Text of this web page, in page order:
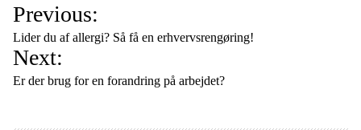
I
n
d
l
Previous:
Lider du af allergi? Så få en erhvervsrengøring!
Next:
Er der brug for en forandring på arbejdet?